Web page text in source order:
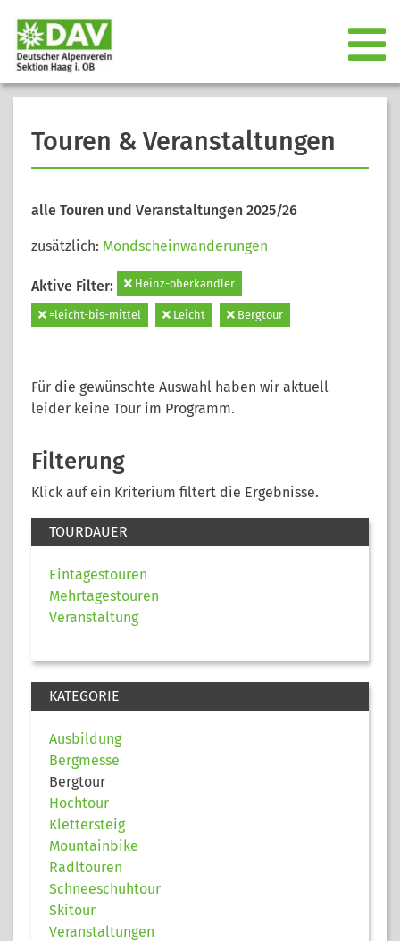
Touren & Veranstaltungen
alle Touren und Veranstaltungen 2025/26
zusätzlich: Mondscheinwanderungen
Aktive Filter: Heinz-oberkandler
=leicht-bis-mittel Leicht Bergtour
Für die gewünschte Auswahl haben wir aktuell
leider keine Tour im Programm.
Filterung
Klick auf ein Kriterium filtert die Ergebnisse.
TOURDAUER
Eintagestouren
Mehrtagestouren
Veranstaltung
KATEGORIE
Ausbildung
Bergmesse
Bergtour
Hochtour
Klettersteig
Mountainbike
Radltouren
Schneeschuhtour
Skitour
Veranstaltungen